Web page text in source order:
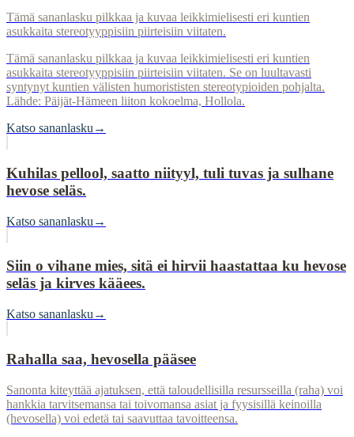
Tämä sananlasku pilkkaa ja kuvaa leikkimielisesti eri kuntien
asukkaita stereotyyppisiin piirteisiin viitaten.
Tämä sananlasku pilkkaa ja kuvaa leikkimielisesti eri kuntien
asukkaita stereotyyppisiin piirteisiin viitaten. Se on luultavasti
syntynyt kuntien välisten humorististen stereotypioiden pohjalta.
Lähde: Päijät-Hämeen liiton kokoelma, Hollola.
Katso sananlasku →
Kuhilas pellool, saatto niityyl, tuli tuvas ja sulhane
hevose seläs.
Katso sananlasku →
Siin o vihane mies, sitä ei hirvii haastattaa ku hevose
seläs ja kirves kääees.
Katso sananlasku →
Rahalla saa, hevosella pääsee
Sanonta kiteyttää ajatuksen, että taloudellisilla resursseilla (raha) voi
hankkia tarvitsemansa tai toivomansa asiat ja fyysisillä keinoilla
(hevosella) voi edetä tai saavuttaa tavoitteensa.